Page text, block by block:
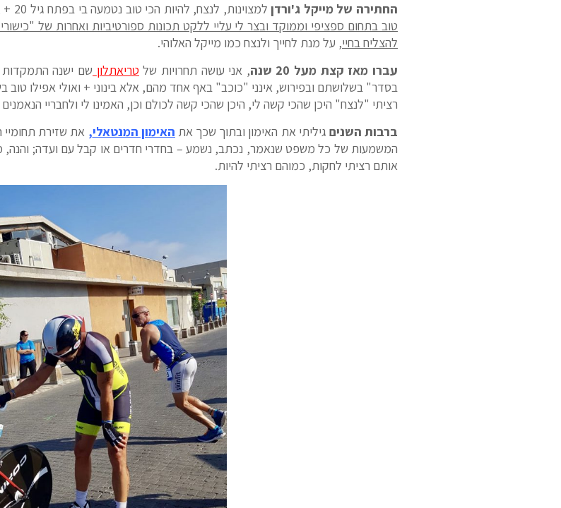
החתירה של מייקל ג'ורדןלמצוינות, לנצח, להיות הכי טוב נטמעה בי בפתח גיל 20 + אולם
טוב בתחום ספציפי וממוקד ובצר לי עליי ללקט תכונות ספורטיביות ואחרות של
להצליח בחיי, על מנת לחייך ולנצח כמו מייקל האלוהי.
עברו מאז קצת מעל 20 שנה
, אני עושה תחרויות של טריאתלון
בסדר" בשלושתם ובפירוש, אינני "כוכב" באף אחד מהם, אלא בינוני + ואולי אפילו
רציתי "לנצח" היכן שהכי קשה לי, היכן שהכי קשה לכולם וכן, האמינו לי ולחבריי
ברבות השנים גיליתי את האימון ובתוך שכך את האימון המנטאלי, את שזירת
המשמעות של כל משפט שנאמר, נכתב, נשמע – בחדרי חדרים או קבל עם ועדה; והנה,
אותם רציתי לחקות, כמוהם רציתי להיות.